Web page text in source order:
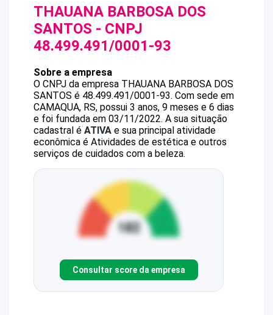
THAUANA BARBOSA DOS
SANTOS - CNPJ
48.499.491/0001-93
Sobre a empresa
O CNPJ da empresa THAUANA BARBOSA DOS
SANTOS é 48.499.491/0001-93. Com sede em
CAMAQUA, RS, possui 3 anos, 9 meses e 6 dias
e foi fundada em 03/11/2022. A sua situação
cadastral é ATIVA e sua principal atividade
econômica é Atividades de estética e outros
serviços de cuidados com a beleza.
Consultar score da empresa